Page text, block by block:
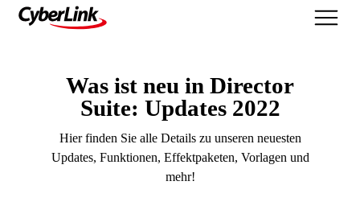
Was ist neu in Director
Suite: Updates 2022
Hier finden Sie alle Details zu unseren neuesten
Updates, Funktionen, Effektpaketen, Vorlagen und
mehr!